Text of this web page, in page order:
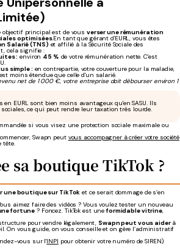
objectif principal est de vous verser une rémunération
optimisées.En tant que gérant d'EURL, vous êtes
Salarié (TNS) et affilié à la Sécurité Sociale des
cela signifie :
: environ 45 % de votre rémunération nette. C'est
simple : en contrepartie, votre couverture pour la maladie,
moins étendue que celle d'un salarié.
net de 1 000 €, votre entreprise doit débourser environ 1
en EURL sont bien moins avantageux qu'en SASU. Ils
ce qui peut rendre leur taxation très lourde.
si vous visez une protection sociale maximale ou
Swapn peut vous accompagner à créer votre société
tête.
sa boutique TikTok ?
une boutique sur TikTok et ce serait dommage de s’en
aimez faire des vidéos ? Vous voulez tester un nouveau
fortune ? Foncez. TikTok est uneformidable vitrine,
pour vendre légalement, Swapn peut vous aiderà
On vous guide, on vous conseille et on gère l’administratif
vous sur l'INPI pour obtenir votre numéro de SIREN).